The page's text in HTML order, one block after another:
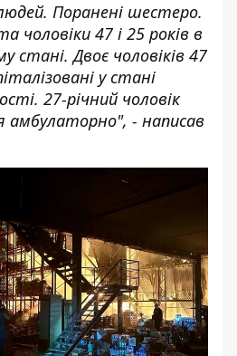
Поранені шестеро.
чоловіки 47 і 25 років в
стані. Двоє чоловіків 47
у стані
27-річний чоловік
амбулаторно", - написав